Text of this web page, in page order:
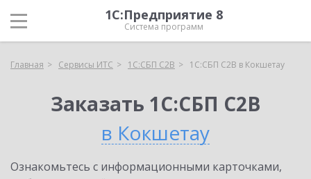
1С:Предприятие 8
Система программ
Главная Сервисы ИТС 1С:СБП C2B 1С:СБП C2B в Кокшетау
Заказать 1С:СБП C2B
в Кокшетау
Ознакомьтесь с информационными карточками,